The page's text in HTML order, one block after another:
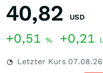
40,82 USD
+0,51 % +0,21
Letzter Kurs 07.08.26